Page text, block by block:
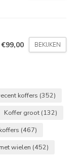
€99,00 BEKIJKEN
koffers (352)
Koffer groot (132)
koffers (467)
wielen (452)